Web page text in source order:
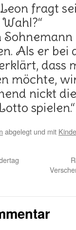
fragt
Als er bei
dass
möchte,
nickt
spielen.“
abgelegt und mit